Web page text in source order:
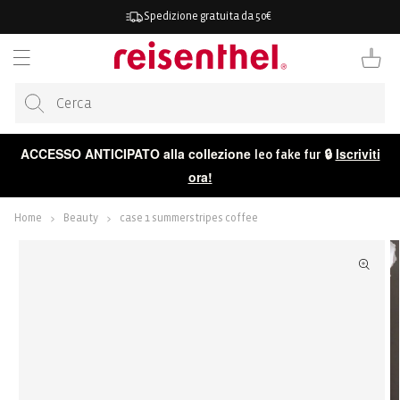
Spedizione gratuita da 50€
Carrello
ACCESSO ANTICIPATO alla collezione leo fake fur🔒 Iscriviti
ora!
Home Beauty case 1 summerstripes coffee